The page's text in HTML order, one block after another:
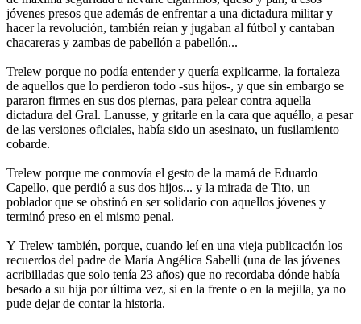
jóvenes presos que además de enfrentar a una dictadura militar y
hacer la revolución, también reían y jugaban al fútbol y cantaban
chacareras y zambas de pabellón a pabellón...
Trelew porque no podía entender y quería explicarme, la fortaleza
de aquellos que lo perdieron todo -sus hijos-, y que sin embargo se
pararon firmes en sus dos piernas, para pelear contra aquella
dictadura del Gral. Lanusse, y gritarle en la cara que aquéllo, a pesar
de las versiones oficiales, había sido un asesinato, un fusilamiento
cobarde.
Trelew porque me conmovía el gesto de la mamá de Eduardo
Capello, que perdió a sus dos hijos... y la mirada de Tito, un
poblador que se obstinó en ser solidario con aquellos jóvenes y
terminó preso en el mismo penal.
Y Trelew también, porque, cuando leí en una vieja publicación los
recuerdos del padre de María Angélica Sabelli (una de las jóvenes
acribilladas que solo tenía 23 años) que no recordaba dónde había
besado a su hija por última vez, si en la frente o en la mejilla, ya no
pude dejar de contar la historia.